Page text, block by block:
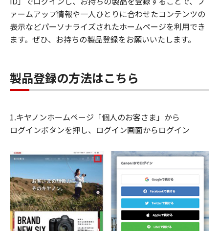
ァームアップ情報や一人ひとりに合わせたコンテンツの
表示などパーソナライズされたホームページを利用でき
ます。ぜひ、お持ちの製品登録をお願いいたします。
製品登録の方法はこちら
1.キヤノンホームページ「個人のお客さま」から
ログインボタンを押し、ログイン画面からログイン